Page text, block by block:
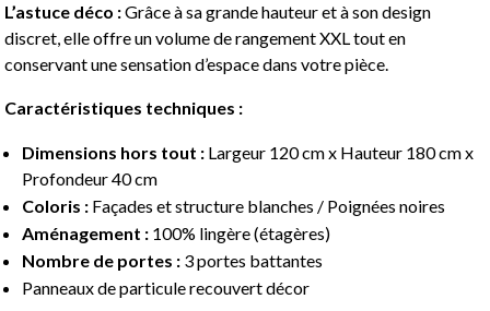
L’astuce déco :Grâce à sa grande hauteur et à son design
discret, elle offre un volume de rangement XXL tout en
conservant une sensation d’espace dans votre pièce.
Caractéristiques techniques :
Dimensions hors tout : Largeur 120 cm x Hauteur 180 cm x
Profondeur 40 cm
Coloris : Façades et structure blanches / Poignées noires
Aménagement : 100% lingère (étagères)
Nombre de portes : 3 portes battantes
Panneaux de particule recouvert décor